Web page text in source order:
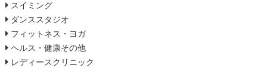
スイミング
ダンススタジオ
フィットネス・ヨガ
ヘルス・健康その他
レディースクリニック